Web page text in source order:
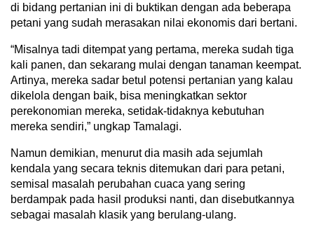
di bidang pertanian ini di buktikan dengan ada beberapa
petani yang sudah merasakan nilai ekonomis dari bertani.
“Misalnya tadi ditempat yang pertama, mereka sudah tiga
kali panen, dan sekarang mulai dengan tanaman keempat.
Artinya, mereka sadar betul potensi pertanian yang kalau
dikelola dengan baik, bisa meningkatkan sektor
perekonomian mereka, setidak-tidaknya kebutuhan
mereka sendiri,” ungkap Tamalagi.
Namun demikian, menurut dia masih ada sejumlah
kendala yang secara teknis ditemukan dari para petani,
semisal masalah perubahan cuaca yang sering
berdampak pada hasil produksi nanti, dan disebutkannya
sebagai masalah klasik yang berulang-ulang.